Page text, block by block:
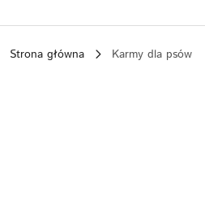
Strona główna
Karmy dla psów